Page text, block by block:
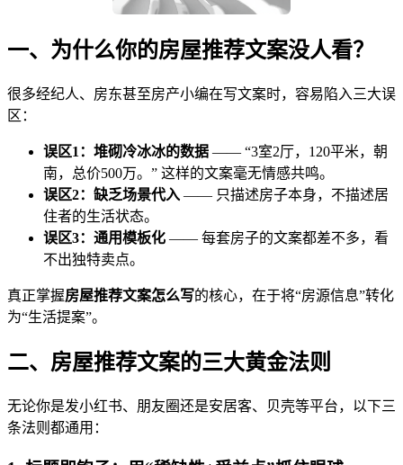
一、为什么你的房屋推荐文案没人看？
很多经纪人、房东甚至房产小编在写文案时，容易陷入三大误
区：
误区1：堆砌冷冰冰的数据 —— “3室2厅，120平米，朝
南，总价500万。” 这样的文案毫无情感共鸣。
误区2：缺乏场景代入 —— 只描述房子本身，不描述居
住者的生活状态。
误区3：通用模板化 —— 每套房子的文案都差不多，看
不出独特卖点。
真正掌握房屋推荐文案怎么写的核心，在于将“房源信息”转化
为“生活提案”。
二、房屋推荐文案的三大黄金法则
无论你是发小红书、朋友圈还是安居客、贝壳等平台，以下三
条法则都通用：